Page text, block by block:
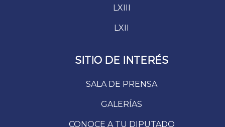
LXIII
LXII
SITIO DE INTERÉS
SALA DE PRENSA
GALERÍAS
CONOCE A TU DIPUTADO